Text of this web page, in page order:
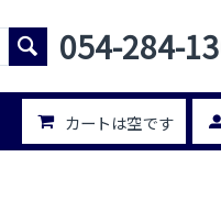
054-284-
カートは空です